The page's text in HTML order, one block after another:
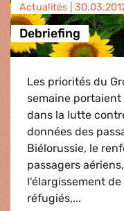
Actualités |
Debriefing
Les priorités du
semaine
dans la lutte
données des
Biélorussie, le
passagers
l'élargissement
réfugiés,...